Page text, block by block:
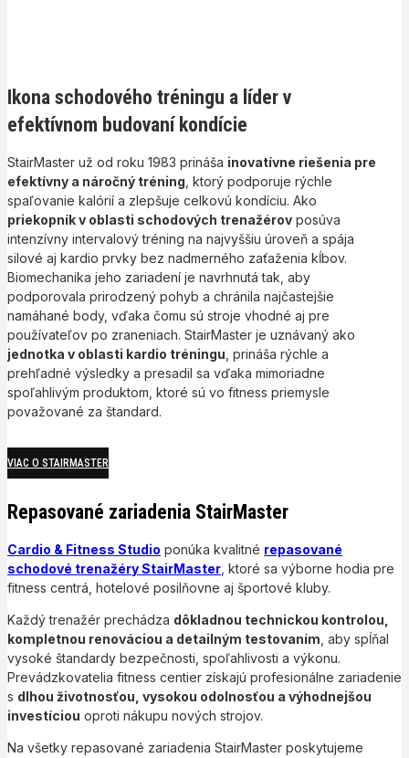
Ikona schodového tréningu a líder v
efektívnom budovaní kondície
StairMaster už od roku 1983 prináša inovatívne riešenia pre
efektívny a náročný tréning, ktorý podporuje rýchle
spaľovanie kalórií a zlepšuje celkovú kondíciu. Ako
priekopník v oblasti schodových trenažérov posúva
intenzívny intervalový tréning na najvyššiu úroveň a spája
silové aj kardio prvky bez nadmerného zaťaženia kĺbov.
Biomechanika jeho zariadení je navrhnutá tak, aby
podporovala prirodzený pohyb a chránila najčastejšie
namáhané body, vďaka čomu sú stroje vhodné aj pre
používateľov po zraneniach. StairMaster je uznávaný ako
jednotka v oblasti kardio tréningu, prináša rýchle a
prehľadné výsledky a presadil sa vďaka mimoriadne
spoľahlivým produktom, ktoré sú vo fitness priemysle
považované za štandard.
VIAC O STAIRMASTER
Repasované zariadenia StairMaster
Cardio & Fitness Studio ponúka kvalitné repasované
schodové trenažéry StairMaster, ktoré sa výborne hodia pre
fitness centrá, hotelové posilňovne aj športové kluby.
Každý trenažér prechádza dôkladnou technickou kontrolou,
kompletnou renováciou a detailným testovaním, aby spĺňal
vysoké štandardy bezpečnosti, spoľahlivosti a výkonu.
Prevádzkovatelia fitness centier získajú profesionálne zariadenie
s dlhou životnosťou, vysokou odolnosťou a výhodnejšou
investíciou oproti nákupu nových strojov.
Na všetky repasované zariadenia StairMaster poskytujeme